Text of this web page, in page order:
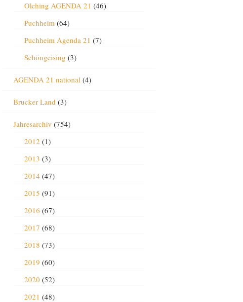
Olching AGENDA 21 (46)
Puchheim(64)
Puchheim Agenda 21 (7)
Schöngeising (3)
AGENDA 21 national(4)
Brucker Land (3)
Jahresarchiv (754)
2012 (1)
2013 (3)
2014 (47)
2015 (91)
2016 (67)
2017 (68)
2018 (73)
2019 (60)
2020 (52)
2021 (48)